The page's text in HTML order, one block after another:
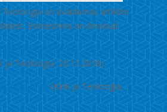
Teoloogia on avaldamas artiklite
Esimestena on ilmunud:
iseseisvuse taastanud
ja Teoloogia, 23.11.2018)
ühiskonnas (Kirik ja Teoloogia,